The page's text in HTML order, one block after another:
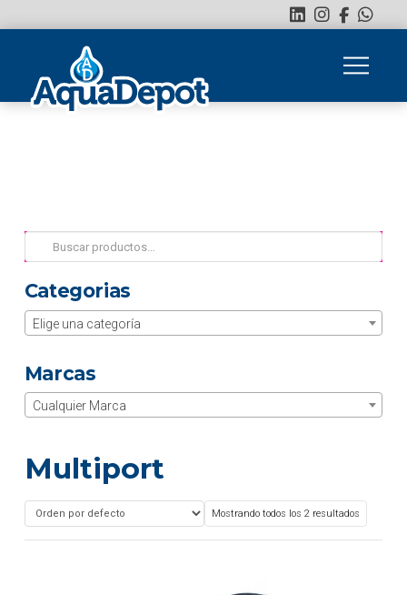
Buscar
por:
Categorias
Elige una categoría
Marcas
Cualquier Marca
Multiport
Mostrando todos los 2 resultados